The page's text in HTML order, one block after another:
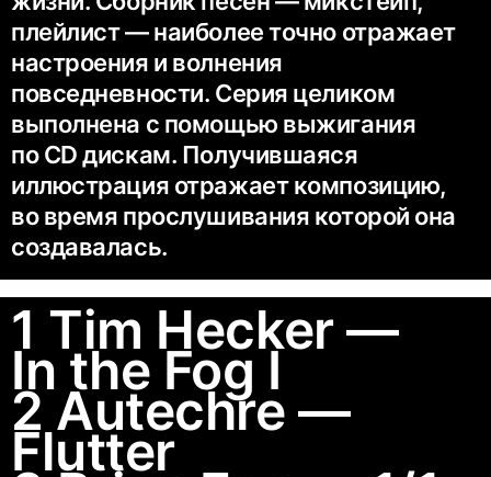
плейлист — наиболее точно отражает
настроения и волнения
повседневности. Серия целиком
выполнена с помощью выжигания
по CD дискам. Получившаяся
иллюстрация отражает композицию,
во время прослушивания которой она
создавалась.
1 Tim Hecker —
In the Fog I
2 Autechre —
Flutter